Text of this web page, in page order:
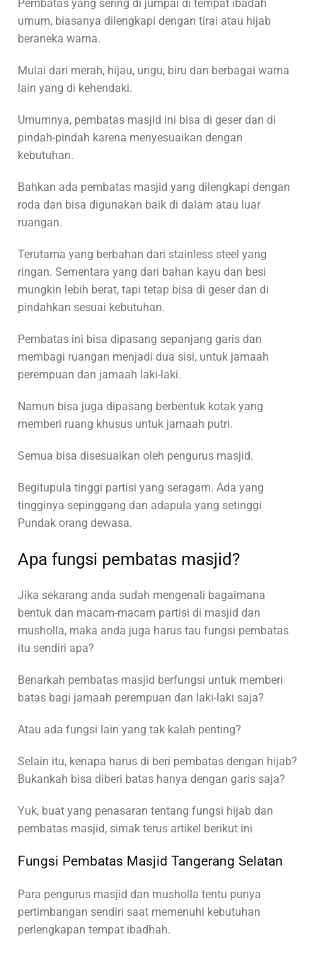
Pembatas yang sering di jumpai di tempat ibadah
umum, biasanya dilengkapi dengan tirai atau hijab
beraneka warna.
Mulai dari merah, hijau, ungu, biru dan berbagai warna
lain yang di kehendaki.
Umumnya, pembatas masjid ini bisa di geser dan di
pindah-pindah karena menyesuaikan dengan
kebutuhan.
Bahkan ada pembatas masjid yang dilengkapi dengan
roda dan bisa digunakan baik di dalam atau luar
ruangan.
Terutama yang berbahan dari stainless steel yang
ringan. Sementara yang dari bahan kayu dan besi
mungkin lebih berat, tapi tetap bisa di geser dan di
pindahkan sesuai kebutuhan.
Pembatas ini bisa dipasang sepanjang garis dan
membagi ruangan menjadi dua sisi, untuk jamaah
perempuan dan jamaah laki-laki.
Namun bisa juga dipasang berbentuk kotak yang
memberi ruang khusus untuk jamaah putri.
Semua bisa disesuaikan oleh pengurus masjid.
Begitupula tinggi partisi yang seragam. Ada yang
tingginya sepinggang dan adapula yang setinggi
Pundak orang dewasa.
Apa fungsi pembatas masjid?
Jika sekarang anda sudah mengenali bagaimana
bentuk dan macam-macam partisi di masjid dan
musholla, maka anda juga harus tau fungsi pembatas
itu sendiri apa?
Benarkah pembatas masjid berfungsi untuk memberi
batas bagi jamaah perempuan dan laki-laki saja?
Atau ada fungsi lain yang tak kalah penting?
Selain itu, kenapa harus di beri pembatas dengan hijab?
Bukankah bisa diberi batas hanya dengan garis saja?
Yuk, buat yang penasaran tentang fungsi hijab dan
pembatas masjid, simak terus artikel berikut ini
Fungsi Pembatas Masjid Tangerang Selatan
Para pengurus masjid dan musholla tentu punya
pertimbangan sendiri saat memenuhi kebutuhan
perlengkapan tempat ibadhah.